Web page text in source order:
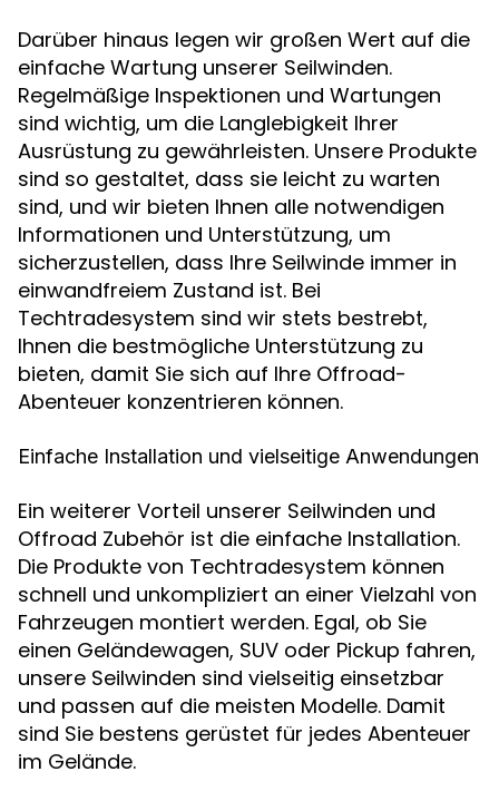
Darüber hinaus legen wir großen Wert auf die
einfache Wartung unserer Seilwinden.
Regelmäßige Inspektionen und Wartungen
sind wichtig, um die Langlebigkeit Ihrer
Ausrüstung zu gewährleisten. Unsere Produkte
sind so gestaltet, dass sie leicht zu warten
sind, und wir bieten Ihnen alle notwendigen
Informationen und Unterstützung, um
sicherzustellen, dass Ihre Seilwinde immer in
einwandfreiem Zustand ist. Bei
Techtradesystem sind wir stets bestrebt,
Ihnen die bestmögliche Unterstützung zu
bieten, damit Sie sich auf Ihre Offroad-
Abenteuer konzentrieren können.
Einfache Installation und vielseitige Anwendungen
Ein weiterer Vorteil unserer Seilwinden und
Offroad Zubehör ist die einfache Installation.
Die Produkte von Techtradesystem können
schnell und unkompliziert an einer Vielzahl von
Fahrzeugen montiert werden. Egal, ob Sie
einen Geländewagen, SUV oder Pickup fahren,
unsere Seilwinden sind vielseitig einsetzbar
und passen auf die meisten Modelle. Damit
sind Sie bestens gerüstet für jedes Abenteuer
im Gelände.